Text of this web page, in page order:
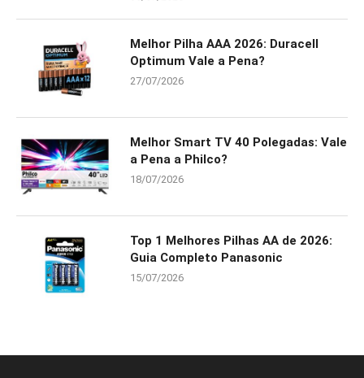
Melhor Pilha AAA 2026: Duracell
Optimum Vale a Pena?
27/07/2026
Melhor Smart TV 40 Polegadas: Vale
a Pena a Philco?
18/07/2026
Top 1 Melhores Pilhas AA de 2026:
Guia Completo Panasonic
15/07/2026